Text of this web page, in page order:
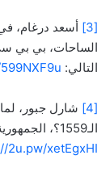
[3]
أسعد درغام، في
التالي:
[4]
الـ1559؟، الجمهورية، 14 أكتوبر 2024، متاح عبر الرابط التالي:
2u.pw/xetEgxHI